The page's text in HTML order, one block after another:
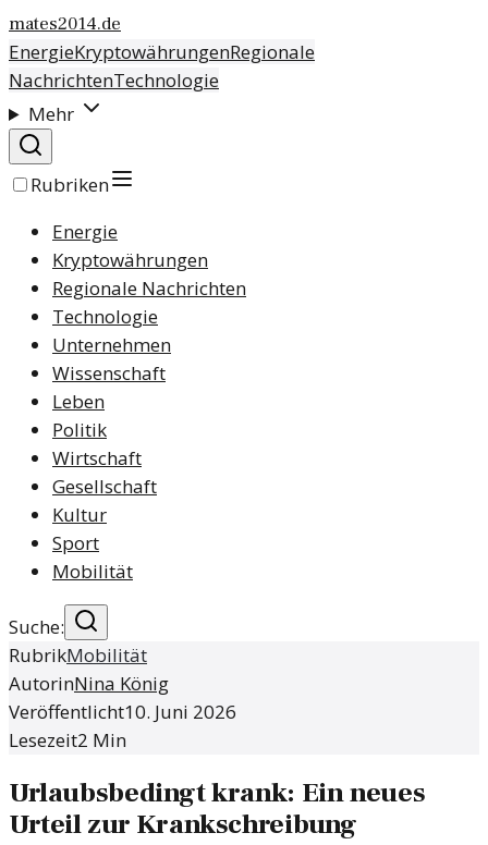
mates2014.de
EnergieKryptowährungenRegionale
NachrichtenTechnologie
Mehr
Rubriken
Energie
Kryptowährungen
Regionale Nachrichten
Technologie
Unternehmen
Wissenschaft
Leben
Politik
Wirtschaft
Gesellschaft
Kultur
Sport
Mobilität
Suche:
RubrikMobilität
AutorinNina König
Veröffentlicht10. Juni 2026
Lesezeit2 Min
Urlaubsbedingt krank: Ein neues
Urteil zur Krankschreibung